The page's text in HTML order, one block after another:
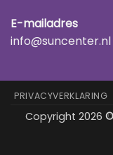
E-mailadres
info@suncenter.nl
PRIVACYVERKLARING
Copyright 2026